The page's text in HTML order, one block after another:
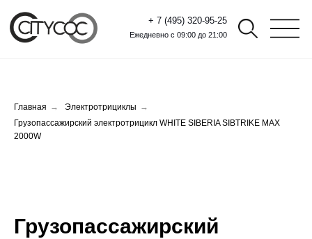
Ежедневно с 09:00 до 21:00
Главная → Электротрициклы →
Грузопассажирский электротрицикл WHITE SIBERIA SIBTRIKE MAX
2000W
Грузопассажирский